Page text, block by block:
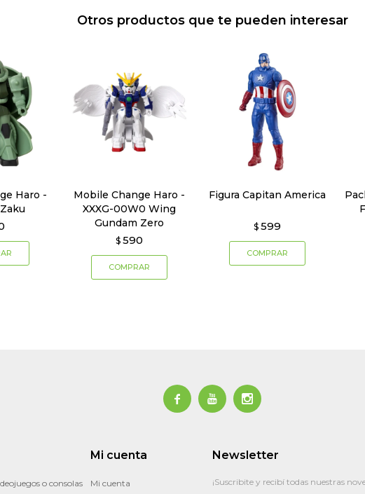
Otros productos que te pueden interesar
Haro -
Mobile Change Haro -
XXXG-00W0 Wing
Gundam Zero
$ 590
Figura Capitan America
$ 599
  
o consolas
Mi cuenta
Mi cuenta
Newsletter
¡Suscribite y recibí todas nuestras